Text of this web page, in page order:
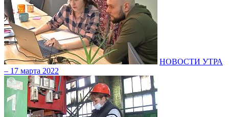
НОВОСТИ УТРА
– 17 марта 2022